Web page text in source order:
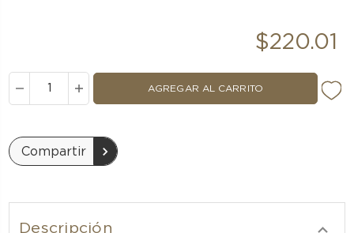
$220.01
AUMENTAR
LA
DISMINUIR
LA
Compartir
Descripción